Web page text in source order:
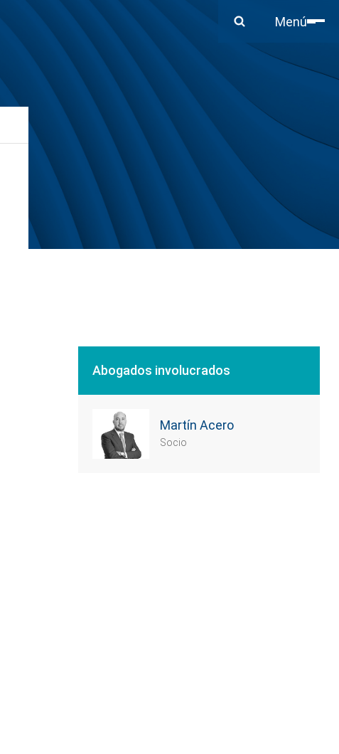
Menú
Cerrar
Abogados involucrados
Martín Acero
Socio